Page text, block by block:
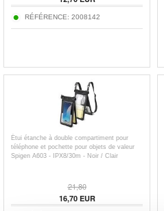
RÉFÉRENCE: 2008142
Étui étanche à double compartiment pour
téléphone et pochette pour objets de valeur
Spigen A603 - IPX8/30m - Noir / Clair
21,80
16,70EUR